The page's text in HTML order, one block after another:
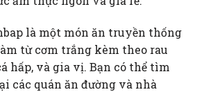
là một món ăn truyền thống
từ cơm trắng kèm theo rau
hấp, và gia vị. Bạn có thể tìm
các quán ăn đường và nhà